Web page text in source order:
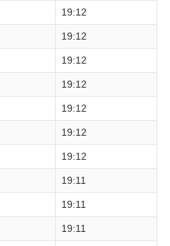
19:12
19:12
19:12
19:12
19:12
19:12
19:12
19:11
19:11
19:11